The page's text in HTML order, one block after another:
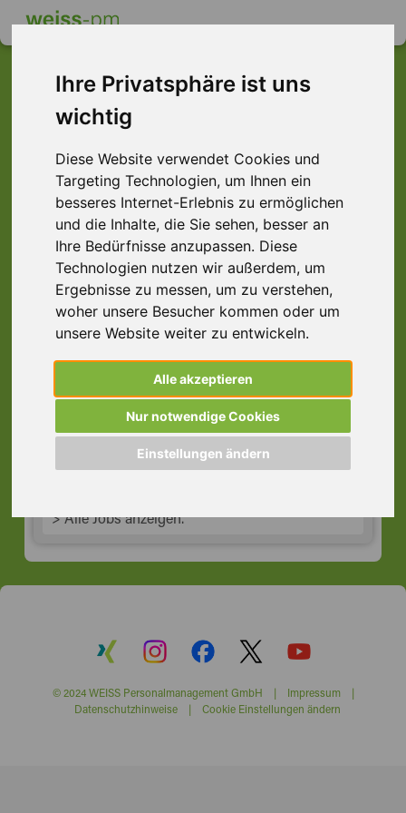
Ihre Privatsphäre ist uns
wichtig
Diese Website verwendet Cookies und
Targeting Technologien, um Ihnen ein
besseres Internet-Erlebnis zu ermöglichen
und die Inhalte, die Sie sehen, besser an
Ihre Bedürfnisse anzupassen. Diese
Technologien nutzen wir außerdem, um
Ergebnisse zu messen, um zu verstehen,
woher unsere Besucher kommen oder um
unsere Website weiter zu entwickeln.
Alle akzeptieren
Nur notwendige Cookies
Einstellungen ändern
Dieser Job ist leider
nicht mehr verfügbar ...
... aber vielleicht ist hier etwas dabei:
Lagerfachkraft (m/w/d), Hambug Lurup
22547 Hamburg
> Alle Jobs anzeigen.
© 2024 WEISS Personalmanagement GmbH | Impressum|
Datenschutzhinweise| Cookie Einstellungen ändern